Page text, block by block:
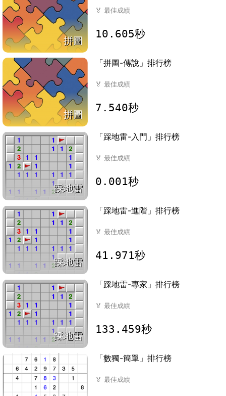
拼圖
🏅最佳成績
10.605秒
拼圖
「拼圖-傳說」排行榜
🏅最佳成績
7.540秒
踩地雷
「踩地雷-入門」排行榜
🏅最佳成績
0.001秒
踩地雷
「踩地雷-進階」排行榜
🏅最佳成績
41.971秒
踩地雷
「踩地雷-專家」排行榜
🏅最佳成績
133.459秒
「數獨-簡單」排行榜
🏅最佳成績